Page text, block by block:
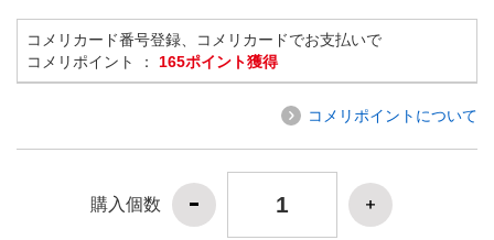
コメリカード番号登録、コメリカードでお支払いで
コメリポイント ： 165ポイント獲得
コメリポイントについて
購入個数